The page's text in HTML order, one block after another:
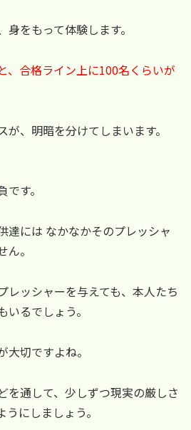
身をもって体験します。
、合格ライン上に100名くらいが
が、明暗を分けてしまいます。
す。
達には なかなかそのプレッシャ
せん。
レッシャーを与えても、本人たち
いるでしょう。
大切ですよね。
を通して、少しずつ現実の厳しさ
にしましょう。